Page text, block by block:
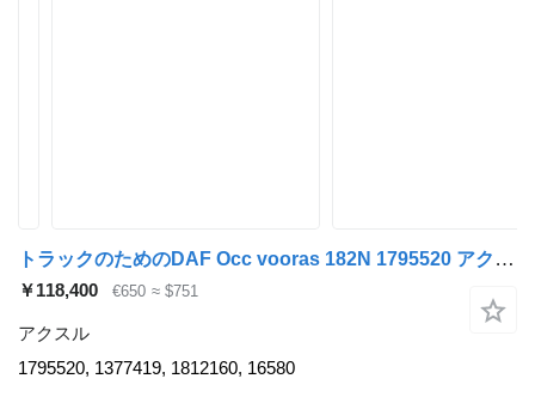
トラックのためのDAF Occ vooras 182N 1795520 アクスル
￥118,400 €650 ≈ $751
アクスル
1795520, 1377419, 1812160, 16580